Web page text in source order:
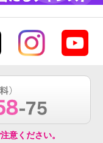
意ください。